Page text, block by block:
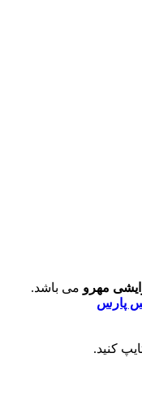
مهرو می باشد.
پارس
کنید.